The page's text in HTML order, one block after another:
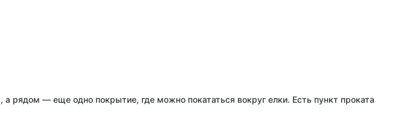
— еще одно покрытие, где можно покататься вокруг елки. Есть пункт проката